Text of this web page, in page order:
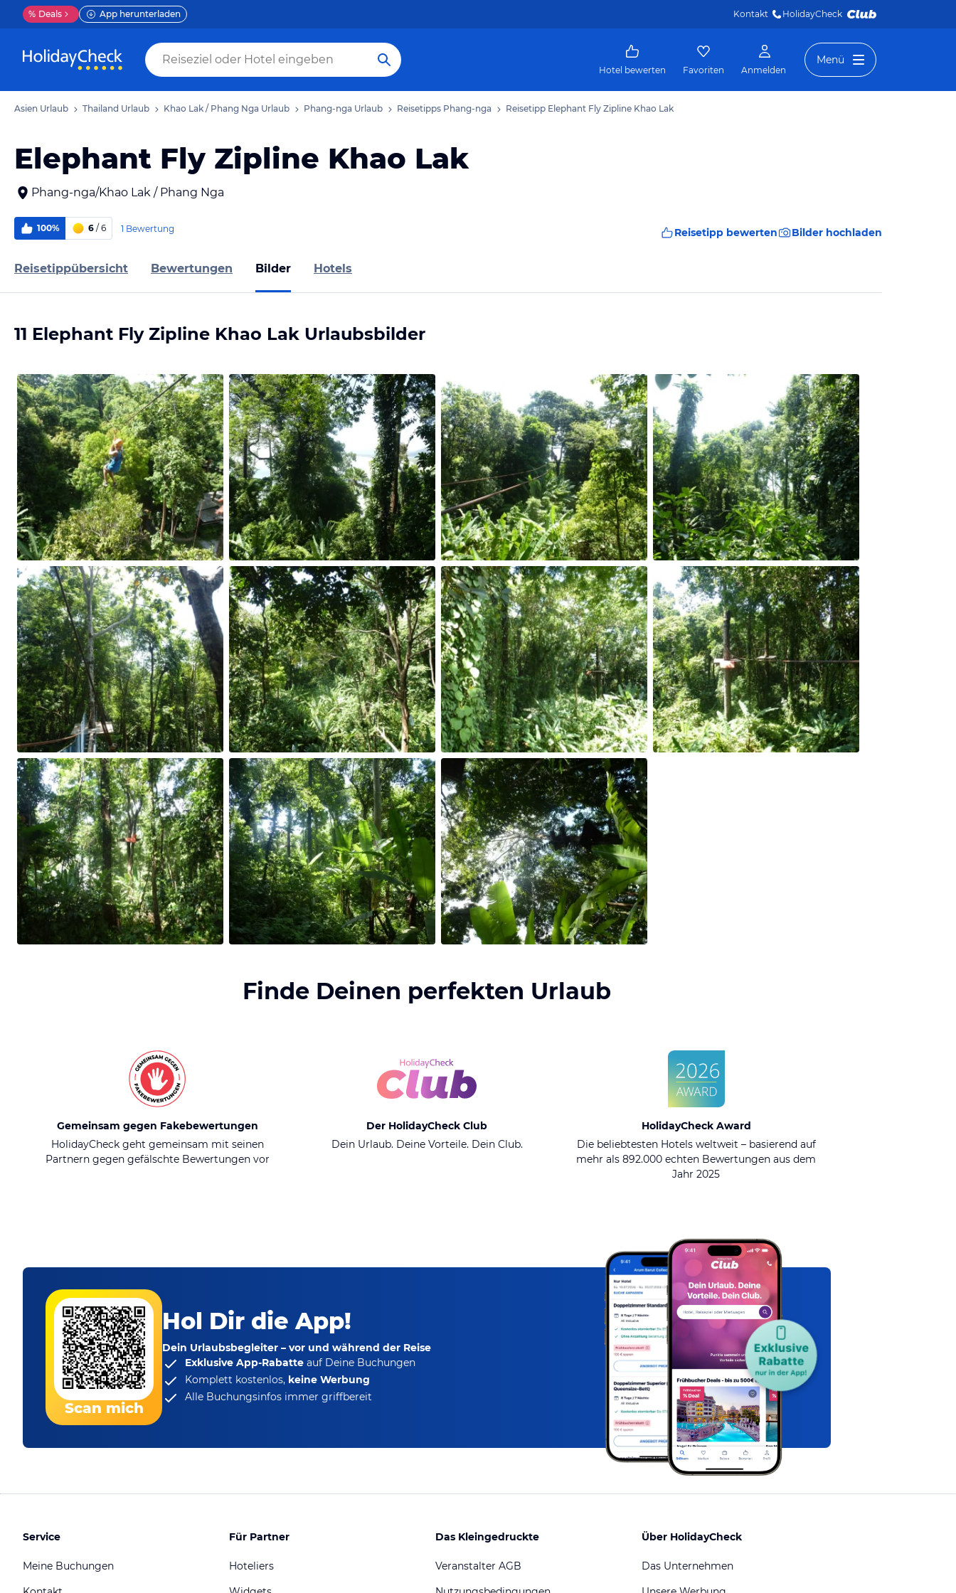
% Deals App herunterladen Kontakt HolidayCheck
Hotel bewerten Favoriten Anmelden
Menü
Asien Urlaub Thailand Urlaub Khao Lak / Phang Nga Urlaub Phang-nga Urlaub Reisetipps Phang-nga Reisetipp Elephant Fly Zipline Khao Lak
Elephant Fly Zipline Khao Lak
Phang-nga/Khao Lak / Phang Nga
100% 6 / 6 1 Bewertung Reisetipp bewerten Bilder hochladen
Reisetippübersicht Bewertungen Bilder Hotels
11 Elephant Fly Zipline Khao Lak Urlaubsbilder
Finde Deinen perfekten Urlaub
Gemeinsam gegen Fakebewertungen
HolidayCheck geht gemeinsam mit seinen
Partnern gegen gefälschte Bewertungen vor
Der HolidayCheck Club
Dein Urlaub. Deine Vorteile. Dein Club.
HolidayCheck Award
Die beliebtesten Hotels weltweit – basierend auf
mehr als 892.000 echten Bewertungen aus dem
Jahr 2025
Scan mich
Hol Dir die App!
Dein Urlaubsbegleiter – vor und während der Reise
Exklusive App-Rabatte auf Deine Buchungen
Komplett kostenlos, keine Werbung
Alle Buchungsinfos immer griffbereit
Service
Meine Buchungen
Für Partner
Hoteliers
Das Kleingedruckte
Veranstalter AGB
Über HolidayCheck
Das Unternehmen